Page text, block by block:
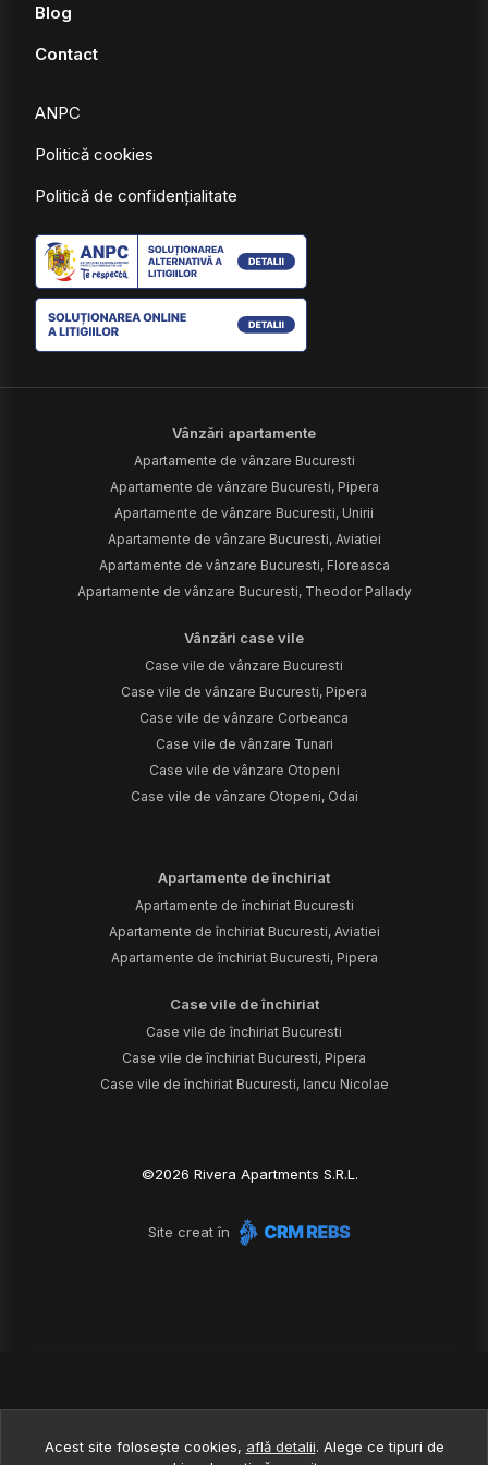
Blog
Contact
ANPC
Politică cookies
Politică de confidențialitate
Vânzări apartamente
Apartamente de vânzare Bucuresti
Apartamente de vânzare Bucuresti, Pipera
Apartamente de vânzare Bucuresti, Unirii
Apartamente de vânzare Bucuresti, Aviatiei
Apartamente de vânzare Bucuresti, Floreasca
Apartamente de vânzare Bucuresti, Theodor Pallady
Vânzări case vile
Case vile de vânzare Bucuresti
Case vile de vânzare Bucuresti, Pipera
Case vile de vânzare Corbeanca
Case vile de vânzare Tunari
Case vile de vânzare Otopeni
Case vile de vânzare Otopeni, Odai
Apartamente de închiriat
Apartamente de închiriat Bucuresti
Apartamente de închiriat Bucuresti, Aviatiei
Apartamente de închiriat Bucuresti, Pipera
Case vile de închiriat
Case vile de închiriat Bucuresti
Case vile de închiriat Bucuresti, Pipera
Case vile de închiriat Bucuresti, Iancu Nicolae
©2026 Rivera Apartments S.R.L.
Site creat în
Acest site folosește cookies, află detalii. Alege ce tipuri de